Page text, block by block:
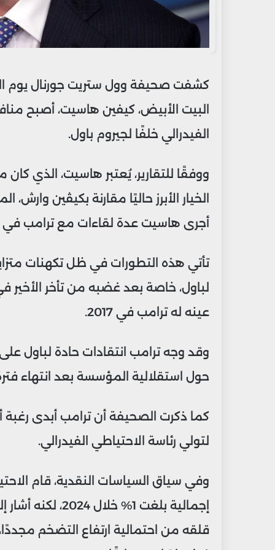
كشفت صحيفة وول ستريت جورنال يوم
البيت الأبيض، كيفين هاسيت، أصبح
الفيدرالي خلفًا لجيروم باول.
ووفقًا للتقارير، يُعتبر هاسيت، الذي كان
الخيار الأبرز حاليًا مقارنة بكيڤين
أجرى هاسيت عدة لقاءات مع ترامب في
تأتي هذه التطورات في ظل تكهنات
لباول، خاصة بعد غضبه من تأخر
عينه له ترامب في 2017.
وقد وجه ترامب انتقادات حادة لباول
حول استقلالية المؤسسة بعد انتهاء فترة
كما ذكرت الصحيفة أن ترامب أبدى رغبة
لتولي رئاسة الاحتياطي الفيدرالي.
وفي سياق السياسات النقدية، قام
قلقه من احتمالية ارتفاع التضخم